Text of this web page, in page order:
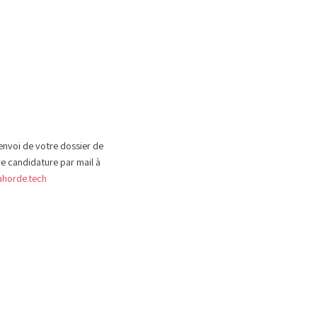
de votre dossier de
candidaturepar mail à